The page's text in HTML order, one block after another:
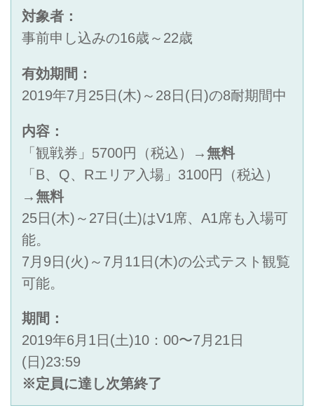
対象者：
事前申し込みの16歳～22歳
有効期間：
2019年7月25日(木)～28日(日)の8耐期間中
内容：
「観戦券」5700円（税込）→無料
「B、Q、Rエリア入場」3100円（税込）
→無料
25日(木)～27日(土)はV1席、A1席も入場可
能。
7月9日(火)～7月11日(木)の公式テスト観覧
可能。
期間：
2019年6月1日(土)10：00〜7月21日
(日)23:59
※定員に達し次第終了